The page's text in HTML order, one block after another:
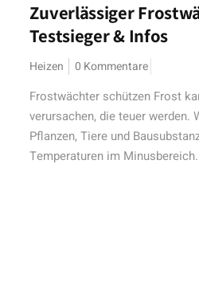
Zuverlässiger
Testsieger & Infos
Heizen 0 Kommentare
Frostwächter schützen Frost
verursachen, die teuer werden.
Pflanzen, Tiere und
Temperaturen im